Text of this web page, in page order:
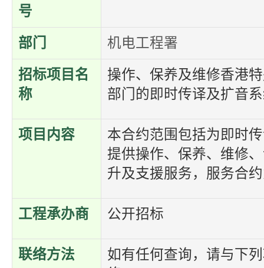
号
部门 机电工程署
招标项目名
称
操作、保养及维修香港
部门的即时传译及扩音
项目内容
本合约范围包括为即时
提供操作、保养、维修
升及支援服务，服务合
工程承办商 公开招标
联络方法
如有任何查询，请与下